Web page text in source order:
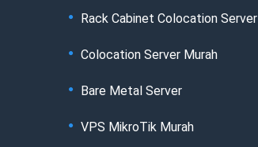
Rack Cabinet Colocation Server
Colocation Server Murah
Bare Metal Server
VPS MikroTik Murah